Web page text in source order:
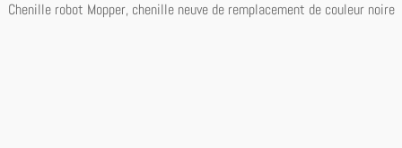
Chenille robot Mopper, chenille neuve de remplacement de couleur noire